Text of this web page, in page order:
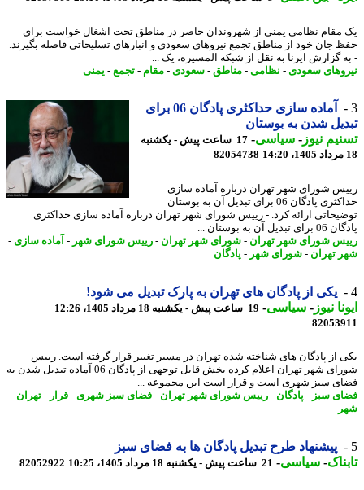
نظامی یمنی از شهروندان حاضر در مناطق تحت اشغال خواست برای
جان خود از مناطق تجمع نیروهای سعودی و انبارهای تسلیحاتی فاصله بگیرند.
گزارش ایرنا به نقل از شبکه المسیره، یک ...
سعودی-نظامی-مناطق-سعودی-مقام-تجمع-یمنی
آماده سازی حداکثری پادگان 06 برای
شدن به بوستان
نیوز-سیاسی-
17 ساعت پیش - یکشنبه
82054738
شورای شهر تهران درباره آماده سازی
حداکثری پادگان 06 برای تبدیل آن به بوستان
ارائه کرد. - رییس شورای شهر تهران درباره آماده سازی حداکثری
آن به بوستان ...
شورای شهر تهران- شورای شهر تهران- رییس شورای شهر -آماده سازی-
تهران- شورای شهر -پادگان
یکی از پادگان های تهران به پارک تبدیل می شود!
نیوز-سیاسی-19 ساعت پیش - یکشنبه 18 مرداد 1405، 12:26
از پادگان های شناخته شده تهران در مسیر تغییر قرار گرفته است. رییس
شورای شهر تهران اعلام کرده بخش قابل توجهی از پادگان 06 آماده تبدیل شدن به
سبز شهری است و قرار است این مجموعه ...
سبز -پادگان-رییس شورای شهر تهران- فضای سبز شهری- قرار - تهران-
پیشنهاد طرح تبدیل پادگان ها به فضای سبز
-سیاسی-21 ساعت پیش - یکشنبه 18 مرداد 1405، 10:25 82052922